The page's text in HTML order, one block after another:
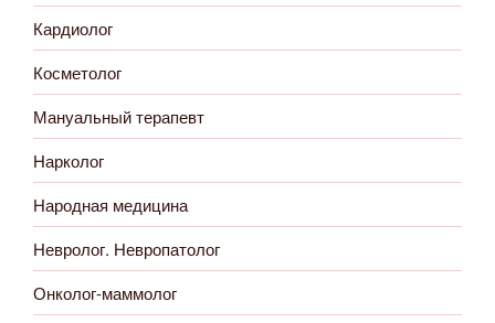
Кардиолог
Косметолог
Мануальный терапевт
Нарколог
Народная медицина
Невролог. Невропатолог
Онколог-маммолог